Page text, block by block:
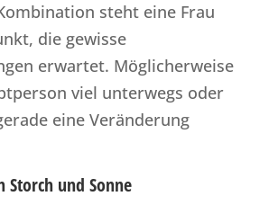
steht eine Frau
die gewisse
erwartet. Möglicherweise
viel unterwegs oder
eine Veränderung
Storch und Sonne